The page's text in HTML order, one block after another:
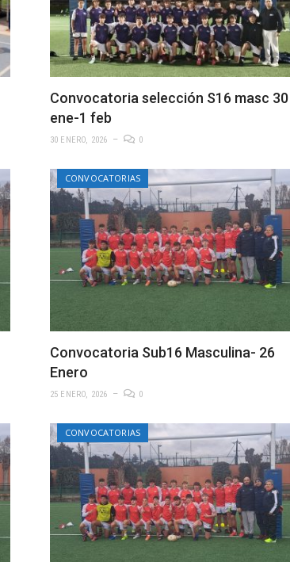
Convocatoria selección S16 masc 30
ene-1 feb
30 ENERO, 2026 0
CONVOCATORIAS
Convocatoria Sub16 Masculina- 26
Enero
25 ENERO, 2026 0
CONVOCATORIAS